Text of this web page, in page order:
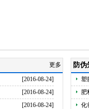
更多
[2016-08-24]
[2016-08-24]
[2016-08-24]
防
塑
肥
化